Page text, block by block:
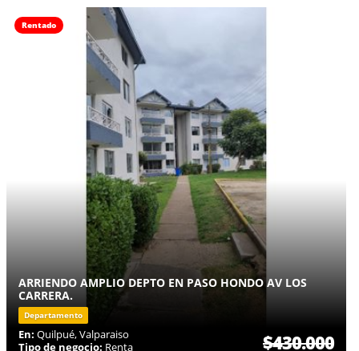
Rentado
ARRIENDO AMPLIO DEPTO EN PASO HONDO AV LOS
CARRERA.
Departamento
En: Quilpué, Valparaiso
Tipo de negocio: Renta
$430.000